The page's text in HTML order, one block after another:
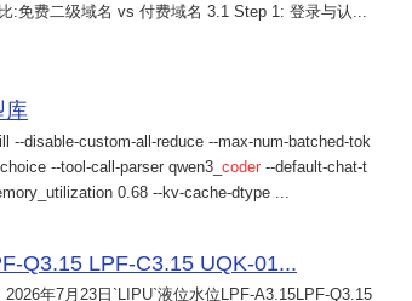
:免费二级域名 vs 付费域名 3.1 Step 1: 登录与认...
库
--disable-custom-all-reduce --max-num-batched-tok
--tool-call-parser qwen3_ coder --default-chat-t
0.68 --kv-cache-dtype ...
Q3.15 LPF-C3.15 UQK-01...
2026年7月23日 `LIPU`液位水位LPF-A3.15LPF-Q3.15